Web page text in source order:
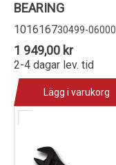
BEARING
101616730499-06000
1 949,00 kr
2-4 dagar lev. tid
Lägg i varukorg